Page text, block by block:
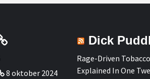
8 oktober 2024
Dick
Rage-Driven
Explained In One